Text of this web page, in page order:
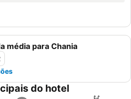
média para Chania
do hotel